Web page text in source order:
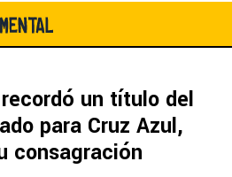
un título del
para Cruz Azul,
consagración